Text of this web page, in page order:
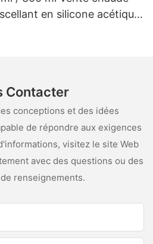
en silicone acétique
Contacter
conceptions et des idées
de répondre aux exigences
visitez le site Web
avec des questions ou des
renseignements.